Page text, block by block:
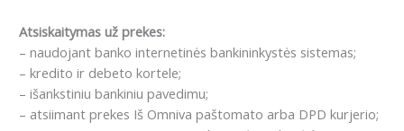
Atsiskaitymas už prekes:
– naudojant banko internetinės bankininkystės sistemas;
– kredito ir debeto kortele;
– išankstiniu bankiniu pavedimu;
– atsiimant prekes Iš Omniva paštomato arba DPD kurjerio;